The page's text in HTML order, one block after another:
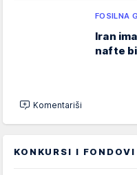
FOSILNA
Iran
nafte
Komentariši
KONKURSI I FONDOVI